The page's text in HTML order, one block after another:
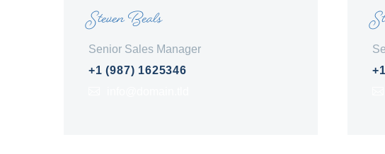
Steven Beals
Senior Sales Manager
+1 (987) 1625346